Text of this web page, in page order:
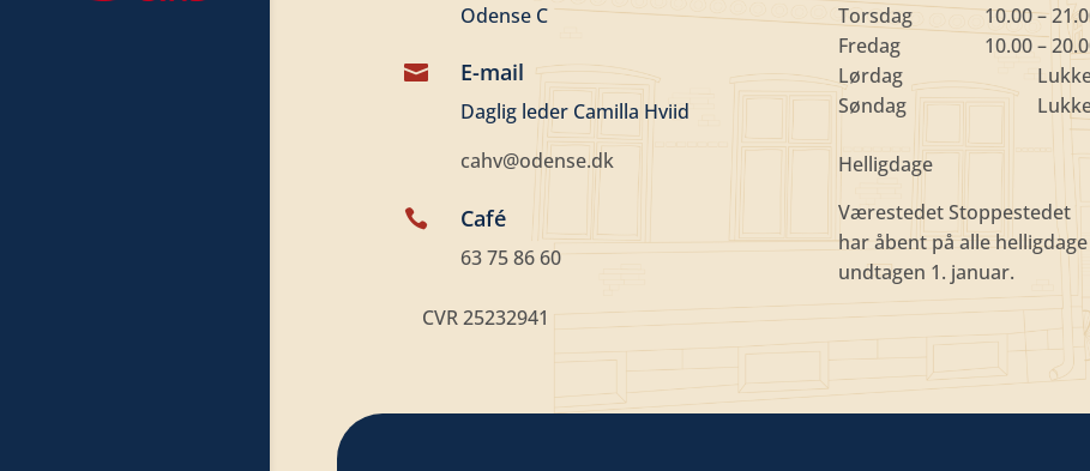
Odense C
 E-mail
Daglig leder Camilla Hviid
cahv@odense.dk
 Café
63 75 86 60
CVR 25232941
Torsdag
10.00 –
Fredag
10.00 –
Lørdag
Søndag
Helligdage
Værestedet Stoppestedet
har åbent på alle helligdage
undtagen 1. januar.